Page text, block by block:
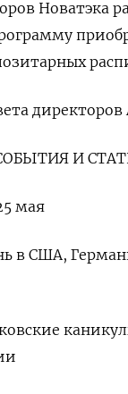
Новатэка
И
мая
в США,